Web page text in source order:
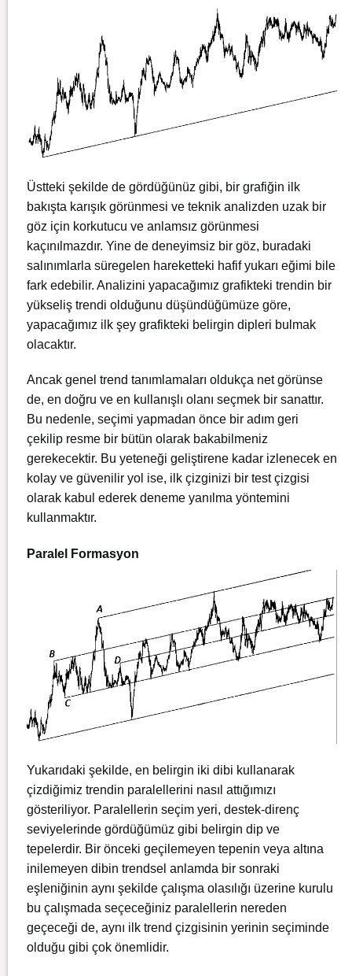
Üstteki şekilde de gördüğünüz gibi, bir grafiğin ilk
bakışta karışık görünmesi ve teknik analizden uzak bir
göz için korkutucu ve anlamsız görünmesi
kaçınılmazdır. Yine de deneyimsiz bir göz, buradaki
salınımlarla süregelen hareketteki hafif yukarı eğimi bile
fark edebilir. Analizini yapacağımız grafikteki trendin bir
yükseliş trendi olduğunu düşündüğümüze göre,
yapacağımız ilk şey grafikteki belirgin dipleri bulmak
olacaktır.
Ancak genel trend tanımlamaları oldukça net görünse
de, en doğru ve en kullanışlı olanı seçmek bir sanattır.
Bu nedenle, seçimi yapmadan önce bir adım geri
çekilip resme bir bütün olarak bakabilmeniz
gerekecektir. Bu yeteneği geliştirene kadar izlenecek en
kolay ve güvenilir yol ise, ilk çizginizi bir test çizgisi
olarak kabul ederek deneme yanılma yöntemini
kullanmaktır.
Paralel Formasyon
Yukarıdaki şekilde, en belirgin iki dibi kullanarak
çizdiğimiz trendin paralellerini nasıl attığımızı
gösteriliyor. Paralellerin seçim yeri, destek-direnç
seviyelerinde gördüğümüz gibi belirgin dip ve
tepelerdir. Bir önceki geçilemeyen tepenin veya altına
inilemeyen dibin trendsel anlamda bir sonraki
eşleniğinin aynı şekilde çalışma olasılığı üzerine kurulu
bu çalışmada seçeceğiniz paralellerin nereden
geçeceği de, aynı ilk trend çizgisinin yerinin seçiminde
olduğu gibi çok önemlidir.